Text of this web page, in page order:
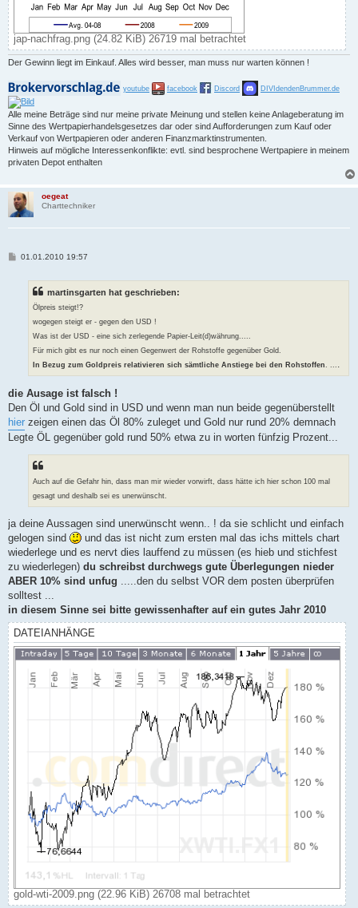
jap-nachfrag.png (24.82 KiB) 26719 mal betrachtet
Der Gewinn liegt im Einkauf. Alles wird besser, man muss nur warten können !
youtube facebook Discord DIVIdendenBrummer.de
Alle meine Beträge sind nur meine private Meinung und stellen keine Anlageberatung im
Sinne des Wertpapierhandelsgesetzes dar oder sind Aufforderungen zum Kauf oder
Verkauf von Wertpapieren oder anderen Finanzmarktinstrumenten.
Hinweis auf mögliche Interessenkonflikte: evtl. sind besprochene Wertpapiere in meinem
privaten Depot enthalten
oegeat
Charttechniker
B01.01.2010 19:57
martinsgarten hat geschrieben:
Ölpreis steigt!?
wogegen steigt er - gegen den USD !
Was ist der USD - eine sich zerlegende Papier-Leit(d)währung.....
Für mich gibt es nur noch einen Gegenwert der Rohstoffe gegenüber Gold.
In Bezug zum Goldpreis relativieren sich sämtliche Anstiege bei den Rohstoffen. ... .
die Ausage ist falsch !
Den Öl und Gold sind in USD und wenn man nun beide gegenüberstellt
hier zeigen einen das Öl 80% zuleget und Gold nur rund 20% demnach
Legte ÖL gegenüber gold rund 50% etwa zu in worten fünfzig Prozent...
Auch auf die Gefahr hin, dass man mir wieder vorwirft, dass hätte ich hier schon 100 mal
gesagt und deshalb sei es unerwünscht.
ja deine Aussagen sind unerwünscht wenn.. ! da sie schlicht und einfach
gelogen sind
und das ist nicht zum ersten mal das ichs mittels chart
wiederlege und es nervt dies lauffend zu müssen (es hieb und stichfest
zu wiederlegen) du schreibst durchwegs gute Überlegungen nieder
ABER 10% sind unfug .....den du selbst VOR dem posten überprüfen
solltest ...
in diesem Sinne sei bitte gewissenhafter auf ein gutes Jahr 2010
DATEIANHÄNGE
gold-wti-2009.png (22.96 KiB) 26708 mal betrachtet